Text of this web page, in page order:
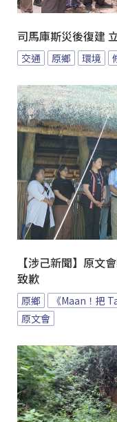
司馬庫斯災後復建
交通 原鄉 環境
【涉己新聞】原文
致歉
原鄉 《Maan！把
原文會